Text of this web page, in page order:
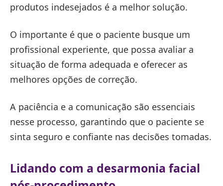
produtos indesejados é a melhor solução.
O importante é que o paciente busque um
profissional experiente, que possa avaliar a
situação de forma adequada e oferecer as
melhores opções de correção.
A paciência e a comunicação são essenciais
nesse processo, garantindo que o paciente se
sinta seguro e confiante nas decisões tomadas.
Lidando com a desarmonia facial